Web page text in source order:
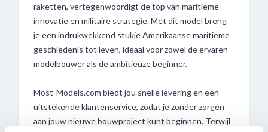
raketten, vertegenwoordigt de top van maritieme
innovatie en militaire strategie. Met dit model breng
je een indrukwekkend stukje Amerikaanse maritieme
geschiedenis tot leven, ideaal voor zowel de ervaren
modelbouwer als de ambitieuze beginner.
Most-Models.com biedt jou snelle levering en een
uitstekende klantenservice, zodat je zonder zorgen
aan jouw nieuwe bouwproject kunt beginnen. Terwijl